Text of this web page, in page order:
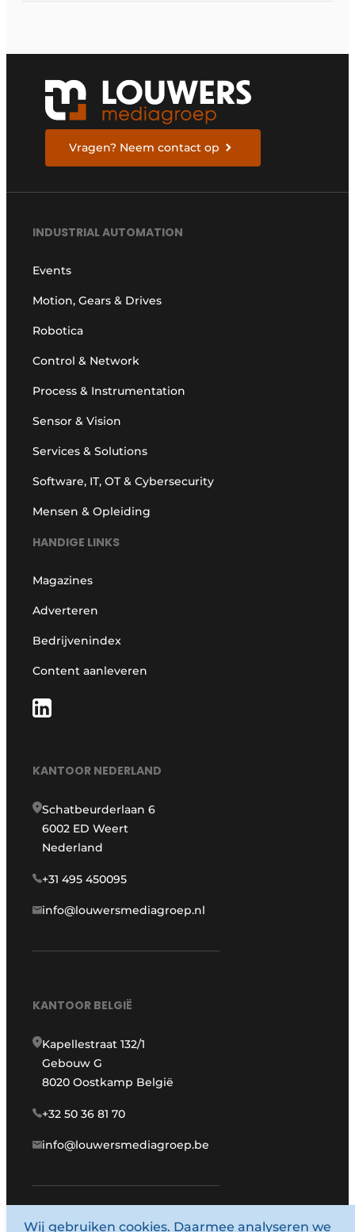
Vragen? Neem contact op
INDUSTRIAL AUTOMATION
Events
Motion, Gears & Drives
Robotica
Control & Network
Process & Instrumentation
Sensor & Vision
Services & Solutions
Software, IT, OT & Cybersecurity
Mensen & Opleiding
HANDIGE LINKS
Magazines
Adverteren
Bedrijvenindex
Content aanleveren
KANTOOR NEDERLAND
Schatbeurderlaan 6
6002 ED Weert
Nederland
+31 495 450095
info@louwersmediagroep.nl
KANTOOR BELGIË
Kapellestraat 132/1
Gebouw G
8020 Oostkamp België
+32 50 36 81 70
info@louwersmediagroep.be
www.louwersmediagroep.com
Wij gebruiken cookies. Daarmee analyseren we